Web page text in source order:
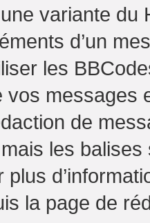
variante du
d’un
les
messages
de
les
plus
la page de